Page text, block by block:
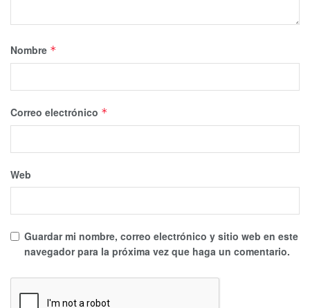
Nombre *
Correo electrónico *
Web
Guardar mi nombre, correo electrónico y sitio web en este
navegador para la próxima vez que haga un comentario.